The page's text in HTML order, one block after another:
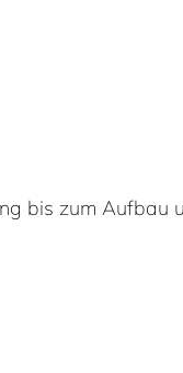
bis zum Aufbau